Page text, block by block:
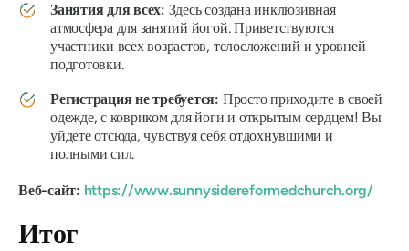
Занятия для всех: Здесь создана инклюзивная
атмосфера для занятий йогой. Приветствуются
участники всех возрастов, телосложений и уровней
подготовки.
Регистрация не требуется: Просто приходите в своей
одежде, с ковриком для йоги и открытым сердцем! Вы
уйдете отсюда, чувствуя себя отдохнувшими и
полными сил.
Веб-сайт: https://www.sunnysidereformedchurch.org/
Итог